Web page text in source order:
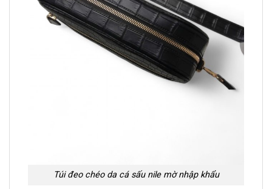
Túi đeo chéo da cá sấu nile mờ nhập khẩu